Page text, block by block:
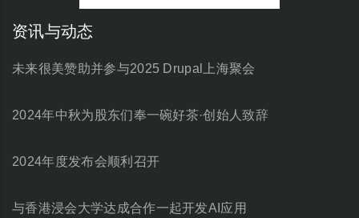
资讯与动态
未来很美赞助并参与2025 Drupal上海聚会
2024年中秋为股东们奉一碗好茶·创始人致辞
2024年度发布会顺利召开
与香港浸会大学达成合作一起开发AI应用